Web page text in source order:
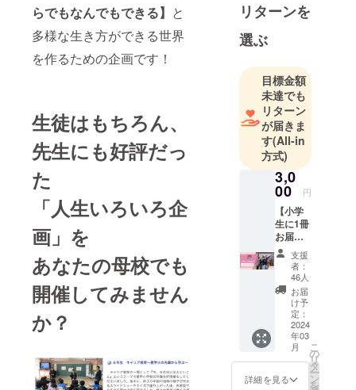
らでもなんでもできる】 と
多様な生き方ができる世界
を作るための企画です！
生徒はもちろん、
先生にも好評だっ
た
「人生いろいろ企
画」を
あなたの母校でも
開催してみません
か？
リターンを
選ぶ
目標金額
未達でも
リターン
が届きま
す(All-in
方式)
3,0
00 円
【小学
生に1冊
お届け
券】 人
生いろ
いろ企
画に参
加した
学生に
本を1冊
お届け
できる
券 本の
お届け
支援
者：
46人
お届
け予
定：
2024
年03
月
詳細を見る
こ
の
リ
タ
ー
ン
を